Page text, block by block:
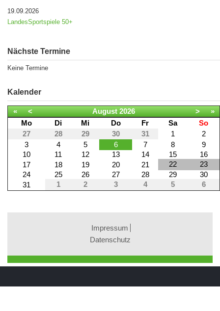
19.09.2026
LandesSportspiele 50+
Nächste Termine
Keine Termine
Kalender
« < August 2026 >
»
Mo
Di Mi Do Fr Sa
So
27
28 29 30 31 1
2
3
4 5 6 7 8
9
10
11 12 13 14 15
16
17
18 19 20 21 22
23
24
25 26 27 28 29
30
31
1 2 3 4 5 6
Impressum
Datenschutz